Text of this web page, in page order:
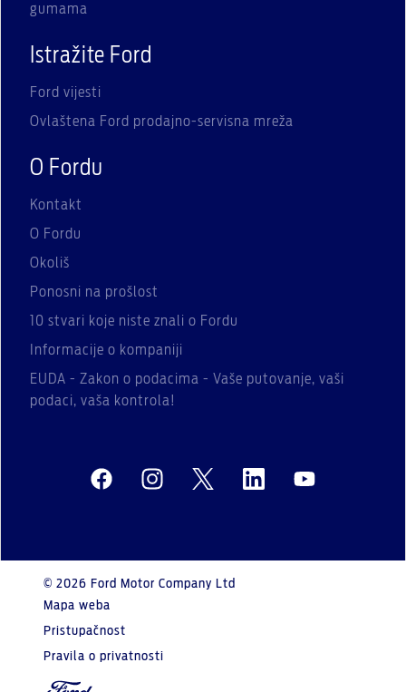
gumama
Istražite Ford
Ford vijesti
Ovlaštena Ford prodajno-servisna mreža
O Fordu
Kontakt
O Fordu
Okoliš
Ponosni na prošlost
10 stvari koje niste znali o Fordu
Informacije o kompaniji
EUDA - Zakon o podacima - Vaše putovanje, vaši
podaci, vaša kontrola!
© 2026 Ford Motor Company Ltd
Mapa weba
Pristupačnost
Pravila o privatnosti